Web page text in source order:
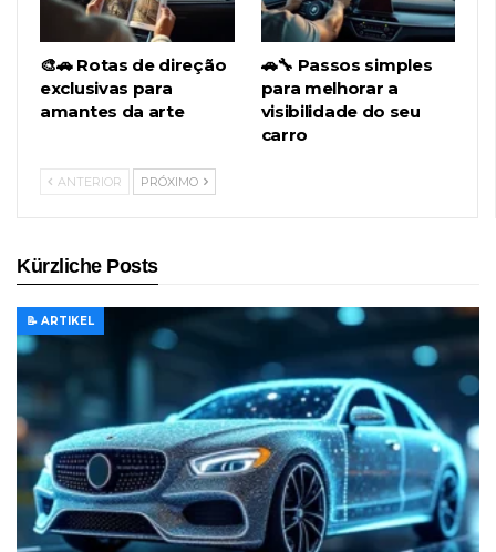
🎨🚗 Rotas de direção
exclusivas para
amantes da arte
🚗🔧 Passos simples
para melhorar a
visibilidade do seu
carro
ANTERIOR PRÓXIMO
Kürzliche Posts
📝 ARTIKEL